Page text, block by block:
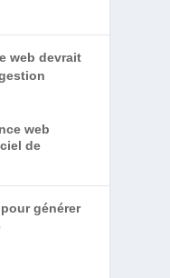
web devrait
générer